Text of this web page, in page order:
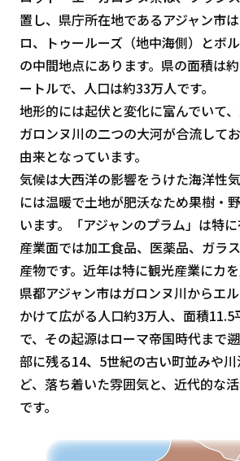
置し、県庁所在地であるアジャン市
ロ、トゥールーズ（地中海側）とボ
の中間地点にあります。県の面積は
ートルで、人口は約33万人です。
地形的には起伏と変化に富んでいて
ガロンヌ川の二つの大河が合流して
由来となっています。
気候は大西洋の影響をうけた海洋性
には温暖で土地が肥沃なため果樹・
います。「アジャンのプラム」は特に
産業面では加工食品、医薬品、ガラ
産物です。近年は特に観光産業にカを
県都アジャン市はガロンヌ川からエ
かけて広がる人口約3万人、面積11.5
で、その起源はローマ帝国時代まで
部に残る14、5世紀の古い町並みや
ど、落ち着いた雰囲気と、近代的な
です。